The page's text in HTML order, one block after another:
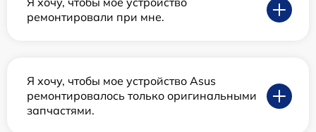
ремонтировали при мне.
Я хочу, чтобы мое устройство Asus
ремонтировалось только оригинальными
запчастями.